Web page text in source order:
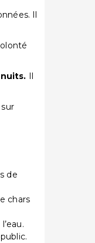
Il
Il
de
chars